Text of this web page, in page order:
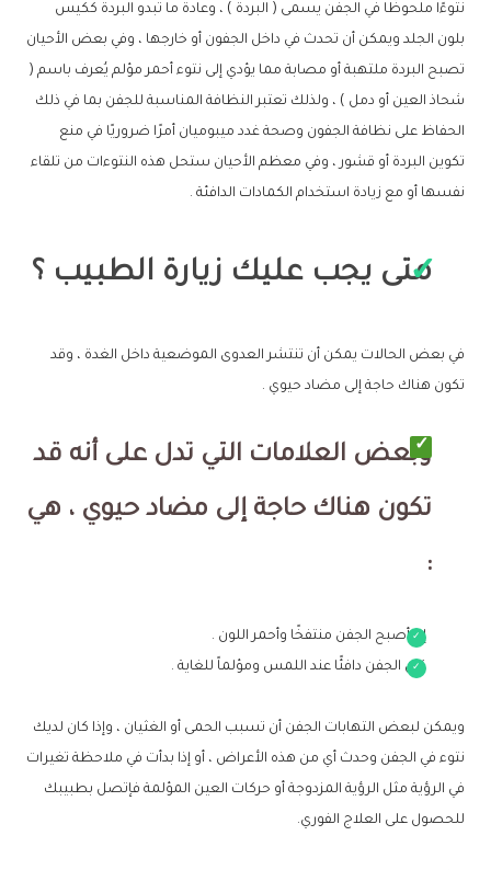
نتوءًا ملحوظًا في الجفن يسمى ( البردة ) ، وعادة ما تبدو البردة ككيس
بلون الجلد ويمكن أن تحدث في داخل الجفون أو خارجها ، وفي بعض الأحيان
تصبح البردة ملتهبة أو مصابة مما يؤدي إلى نتوء أحمر مؤلم يُعرف باسم (
شحاذ العين أو دمل ) ، ولذلك تعتبر النظافة المناسبة للجفن بما في ذلك
الحفاظ على نظافة الجفون وصحة غدد ميبوميان أمرًا ضروريًا في منع
تكوين البردة أو قشور ، وفي معظم الأحيان ستحل هذه النتوءات من تلقاء
نفسها أو مع زيادة استخدام الكمادات الدافئة .
متى يجب عليك زيارة الطبيب ؟
في بعض الحالات يمكن أن تنتشر العدوى الموضعية داخل الغدة ، وقد
تكون هناك حاجة إلى مضاد حيوي .
وبعض العلامات التي تدل على أنه قد
تكون هناك حاجة إلى مضاد حيوي ، هي
:
إذا أصبح الجفن منتفخًا وأحمر اللون .
كان الجفن دافئًا عند اللمس ومؤلماً للغاية .
ويمكن لبعض التهابات الجفن أن تسبب الحمى أو الغثيان ، وإذا كان لديك
نتوء في الجفن وحدث أي من هذه الأعراض ، أو إذا بدأت في ملاحظة تغيرات
في الرؤية مثل الرؤية المزدوجة أو حركات العين المؤلمة فإتصل بطبيبك
للحصول على العلاج الفوري.